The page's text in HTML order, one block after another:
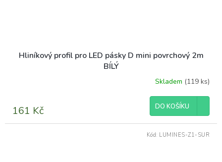
Hliníkový profil pro LED pásky D mini povrchový 2m
BÍLÝ
Skladem (119 ks)
161 Kč DO KOŠÍKU
Kód: LUMINES-Z1-SUR